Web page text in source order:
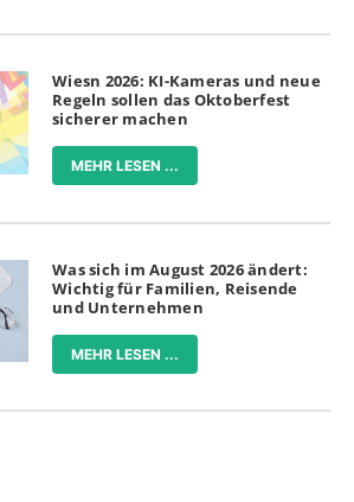
Wiesn 2026: KI-Kameras und neue
Regeln sollen das Oktoberfest
sicherer machen
MEHR LESEN ...
Was sich im August 2026 ändert:
Wichtig für Familien, Reisende
und Unternehmen
MEHR LESEN ...